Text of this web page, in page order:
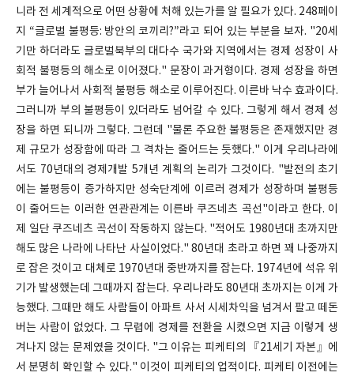
니라 전 세계적으로 어떤 상황에 처해 있는가를 알 필요가 있다. 248페이
지 “글로벌 불평등: 방안의 코끼리?”라고 되어 있는 부분을 보자. "20세
기만 하더라도 글로벌북부의 대다수 국가와 지역에서는 경제 성장이 사
회적 불평등의 해소로 이어졌다." 문장이 과거형이다. 경제 성장을 하면
부가 늘어나서 사회적 불평등 해소로 이루어진다. 이른바 낙수 효과이다.
그러니까 부의 불평등이 있더라도 넘어갈 수 있다. 그렇게 해서 경제 성
장을 하면 되니까 그렇다. 그런데 "물론 주요한 불평등은 존재했지만 경
제 규모가 성장함에 따라 그 격차는 줄어드는 듯했다." 이게 우리나라에
서도 70년대의 경제개발 5개년 계획의 논리가 그것이다. "발전의 초기
에는 불평등이 증가하지만 성숙단계에 이르러 경제가 성장하며 불평등
이 줄어드는 이러한 연관관계는 이른바 쿠즈네츠 곡선"이라고 한다. 이
제 일단 쿠즈네츠 곡선이 작동하지 않는다. "적어도 1980년대 초까지만
해도 많은 나라에 나타난 사실이었다." 80년대 초라고 하면 꽤 나중까지
로 잡은 것이고 대체로 1970년대 중반까지를 잡는다. 1974년에 석유 위
기가 발생했는데 그때까지 잡는다. 우리나라도 80년대 초까지는 이게 가
능했다. 그때만 해도 사람들이 아파트 사서 시세차익을 넘겨서 팔고 떼돈
버는 사람이 없었다. 그 무렵에 경제를 전환을 시켰으면 지금 이렇게 생
겨나지 않는 문제였을 것이다. "그 이유는 피케티의 『21세기 자본』에
서 분명히 확인할 수 있다." 이것이 피케티의 업적이다. 피케티 이전에는